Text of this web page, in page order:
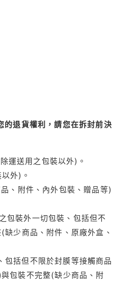
退貨權利，請您在拆封前決
運送用之包裝以外)。
外)。
、附件、內外包裝、贈品等)
包裝外一切包裝、包括但不
少商品、附件、原廠外盒、
括但不限於封膜等接觸商品
包裝不完整(缺少商品、附